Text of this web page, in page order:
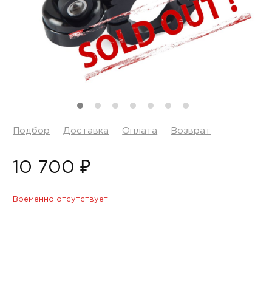
Подбор Доставка Оплата Возврат
10 700 ₽
Временно отсутствует